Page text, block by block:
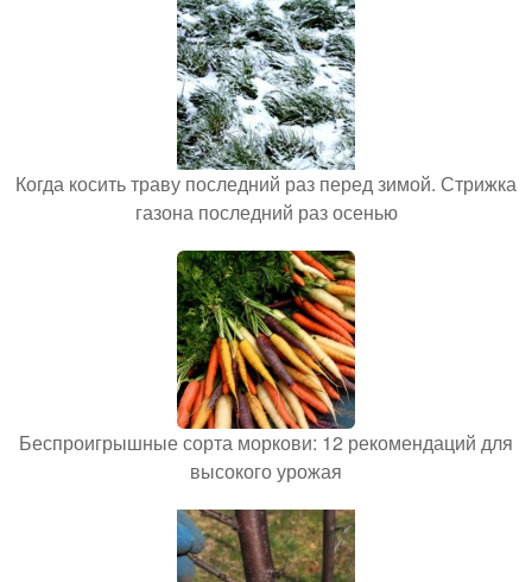
Когда косить траву последний раз перед зимой. Стрижка
газона последний раз осенью
Беспроигрышные сорта моркови: 12 рекомендаций для
высокого урожая